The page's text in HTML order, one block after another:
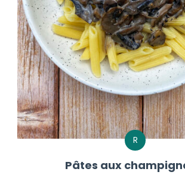
R
Pâtes aux